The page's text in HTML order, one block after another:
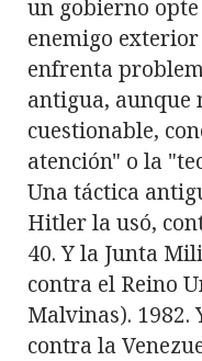
un gobierno
enemigo
enfrenta
antigua, aunque
cuestionable,
atención" o la
Una táctica
Hitler la usó,
40. Y la Junta
contra el Reino
Malvinas). 1982.
contra la